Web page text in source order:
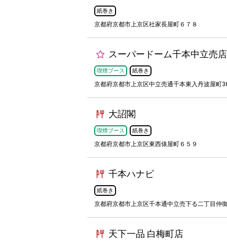
紙巻き
京都府京都市上京区社家長屋町６７８
スーパードーム千本中立売店
喫煙ブース 紙巻き
京都府京都市上京区中立売通千本東入丹波屋町
大詔閣
喫煙ブース 紙巻き
京都府京都市上京区東西俵屋町６５９
千本ハナビ
紙巻き
京都府京都市上京区千本通中立売下る二丁目仲
天下一品 白梅町店